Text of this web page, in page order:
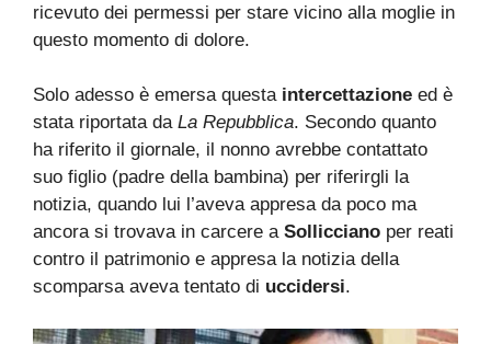
ricevuto dei permessi per stare vicino alla moglie in
questo momento di dolore.
Solo adesso è emersa questa intercettazione ed è
stata riportata da La Repubblica. Secondo quanto
ha riferito il giornale, il nonno avrebbe contattato
suo figlio (padre della bambina) per riferirgli la
notizia, quando lui l’aveva appresa da poco ma
ancora si trovava in carcere a Sollicciano per reati
contro il patrimonio e appresa la notizia della
scomparsa aveva tentato di uccidersi.